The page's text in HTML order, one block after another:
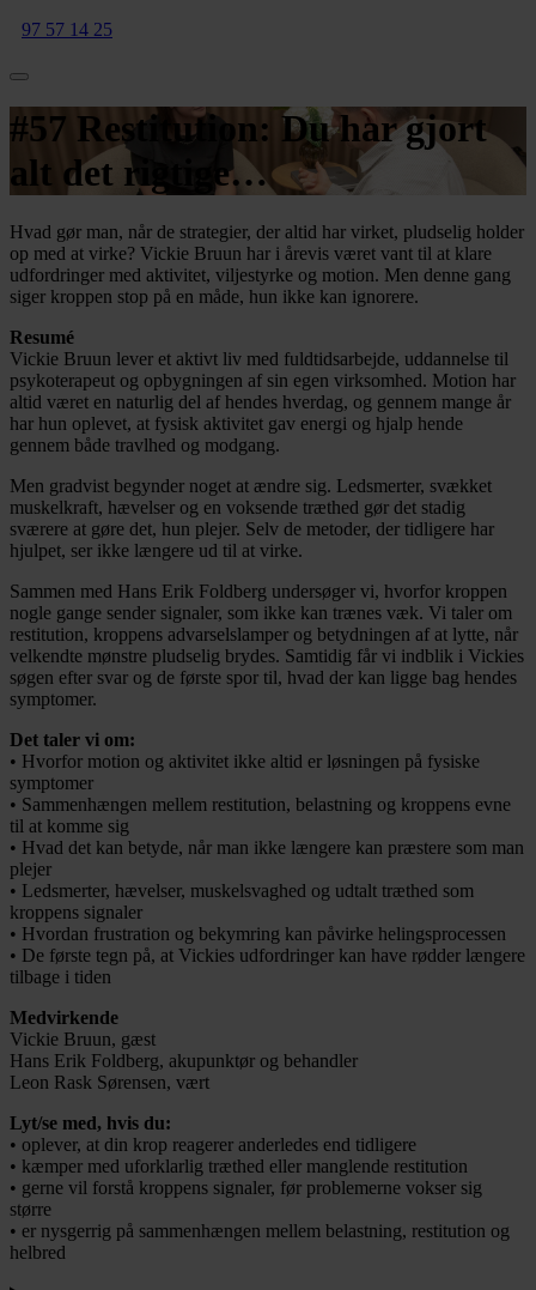
97 57 14 25
#57 Restitution: Du har gjort
alt det rigtige…
Hvad gør man, når de strategier, der altid har virket, pludselig holder
op med at virke? Vickie Bruun har i årevis været vant til at klare
udfordringer med aktivitet, viljestyrke og motion. Men denne gang
siger kroppen stop på en måde, hun ikke kan ignorere.
Resumé
Vickie Bruun lever et aktivt liv med fuldtidsarbejde, uddannelse til
psykoterapeut og opbygningen af sin egen virksomhed. Motion har
altid været en naturlig del af hendes hverdag, og gennem mange år
har hun oplevet, at fysisk aktivitet gav energi og hjalp hende
gennem både travlhed og modgang.
Men gradvist begynder noget at ændre sig. Ledsmerter, svækket
muskelkraft, hævelser og en voksende træthed gør det stadig
sværere at gøre det, hun plejer. Selv de metoder, der tidligere har
hjulpet, ser ikke længere ud til at virke.
Sammen med Hans Erik Foldberg undersøger vi, hvorfor kroppen
nogle gange sender signaler, som ikke kan trænes væk. Vi taler om
restitution, kroppens advarselslamper og betydningen af at lytte, når
velkendte mønstre pludselig brydes. Samtidig får vi indblik i Vickies
søgen efter svar og de første spor til, hvad der kan ligge bag hendes
symptomer.
Det taler vi om:
• Hvorfor motion og aktivitet ikke altid er løsningen på fysiske
symptomer
• Sammenhængen mellem restitution, belastning og kroppens evne
til at komme sig
• Hvad det kan betyde, når man ikke længere kan præstere som man
plejer
• Ledsmerter, hævelser, muskelsvaghed og udtalt træthed som
kroppens signaler
• Hvordan frustration og bekymring kan påvirke helingsprocessen
• De første tegn på, at Vickies udfordringer kan have rødder længere
tilbage i tiden
Medvirkende
Vickie Bruun, gæst
Hans Erik Foldberg, akupunktør og behandler
Leon Rask Sørensen, vært
Lyt/se med, hvis du:
• oplever, at din krop reagerer anderledes end tidligere
• kæmper med uforklarlig træthed eller manglende restitution
• gerne vil forstå kroppens signaler, før problemerne vokser sig
større
• er nysgerrig på sammenhængen mellem belastning, restitution og
helbred